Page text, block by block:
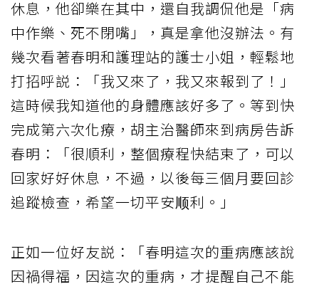
休息，他卻樂在其中，還自我調侃他是「病
中作樂、死不閉嘴」，真是拿他沒辦法。有
幾次看著春明和護理站的護士小姐，輕鬆地
打招呼説：「我又來了，我又來報到了！」
這時候我知道他的身體應該好多了。等到快
完成第六次化療，胡主治醫師來到病房告訴
春明：「很順利，整個療程快結束了，可以
回家好好休息，不過，以後每三個月要回診
追蹤檢查，希望一切平安顺利。」
正如一位好友説：「春明這次的重病應該說
因禍得福，因這次的重病，才提醒自己不能